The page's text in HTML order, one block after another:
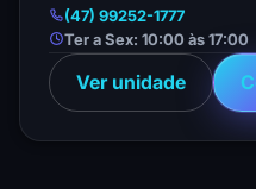
(47) 99252-1777
Ter a Sex: 10:00 às 17:00
Ver unidade